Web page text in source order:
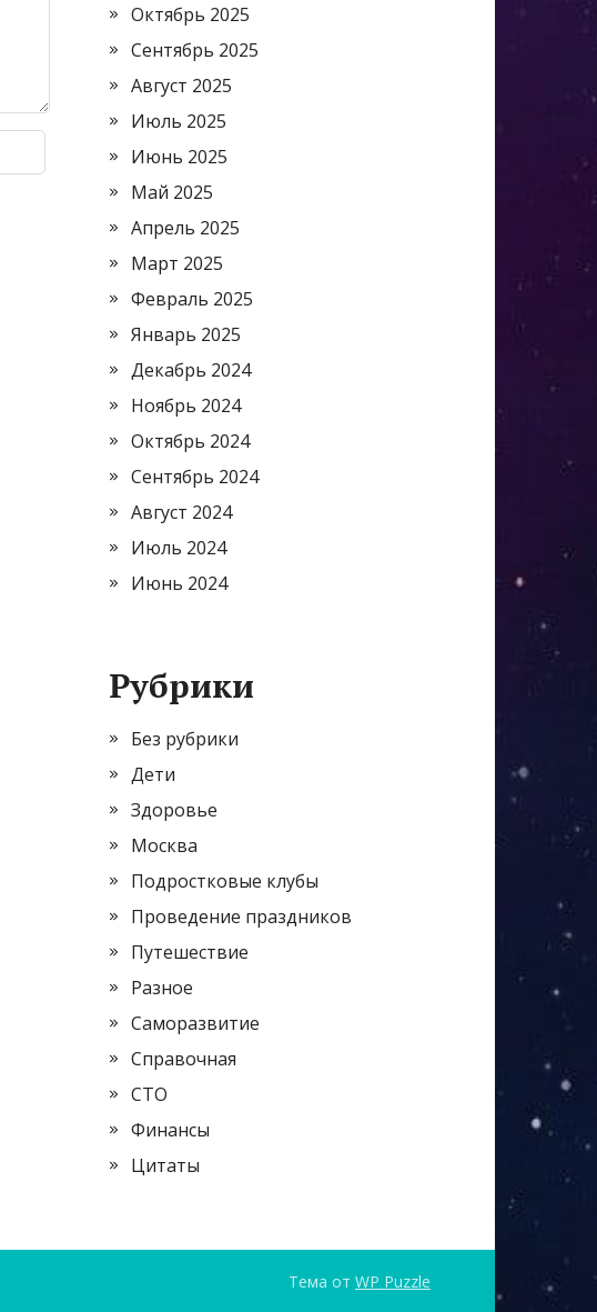
Октябрь 2025
Сентябрь 2025
Август 2025
Июль 2025
Июнь 2025
Май 2025
Апрель 2025
Март 2025
Февраль 2025
Январь 2025
Декабрь 2024
Ноябрь 2024
Октябрь 2024
Сентябрь 2024
Август 2024
Июль 2024
Июнь 2024
Рубрики
Без рубрики
Дети
Здоровье
Москва
Подростковые клубы
Проведение праздников
Путешествие
Разное
Саморазвитие
Справочная
СТО
Финансы
Цитаты
Тема от WP Puzzle